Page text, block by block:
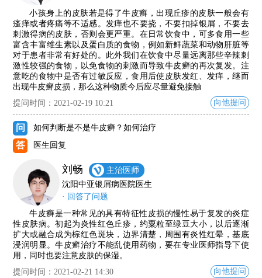
小孩身上的皮肤若是得了牛皮癣，出现丘疹的皮肤一般会有
瘙痒或者疼痛等不适感。发痒也不要挠，不要扣掉银屑，不要去
刺激得病的皮肤，否则会更严重。在日常饮食中，可多食用一些
富含丰富维生素以及蛋白质的食物，例如新鲜蔬菜和动物肝脏等
对于患者非常有好处的。此外我们在饮食中尽量远离那些辛辣刺
激性较强的食物，以免食物的刺激而导致牛皮癣的再次复发。注
意吃的食物中是否有过敏反应，食用后使皮肤发红、发痒，继而
出现牛皮癣皮损，那么这种物质今后应尽量避免接触
提问时间：2021-02-19 10:21
向他提问
问 如何判断是不是牛皮癣？如何治疗
答 医生回复
刘畅
主治医师
沈阳中亚银屑病医院医生
· 回答了问题
牛皮癣是一种常见的具有特征性皮损的慢性易于复发的炎症
性皮肤病。初起为炎性红色丘疹，约粟粒至绿豆大小，以后逐渐
扩大或融合成为棕红色斑块，边界清楚，周围有炎性红晕，基底
浸润明显。牛皮癣治疗不能乱使用药物，要在专业医师指导下使
用，同时也要注意皮肤的保湿。
提问时间：2021-02-21 14:30
向他提问